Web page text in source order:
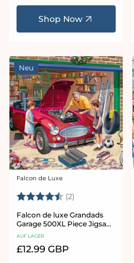
Preis
Shop Now
Neu
Anbieter:
Falcon de Luxe
Bewertung:(2) 4.5 von 5
Falcon de luxe Grandads
Garage 500XL Piece Jigsaw
Puzzle
AUF LAGER
Normaler
£12.99 GBP